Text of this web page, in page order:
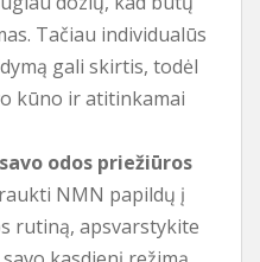
Tačiau individualūs
gali skirtis, todėl
kūno ir atitinkamai
odos priežiūros
NMN papildų į
rutiną, apsvarstykite